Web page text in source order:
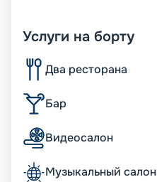
Услуги на борту
Два ресторана
Бар
Видеосалон
Музыкальный салон